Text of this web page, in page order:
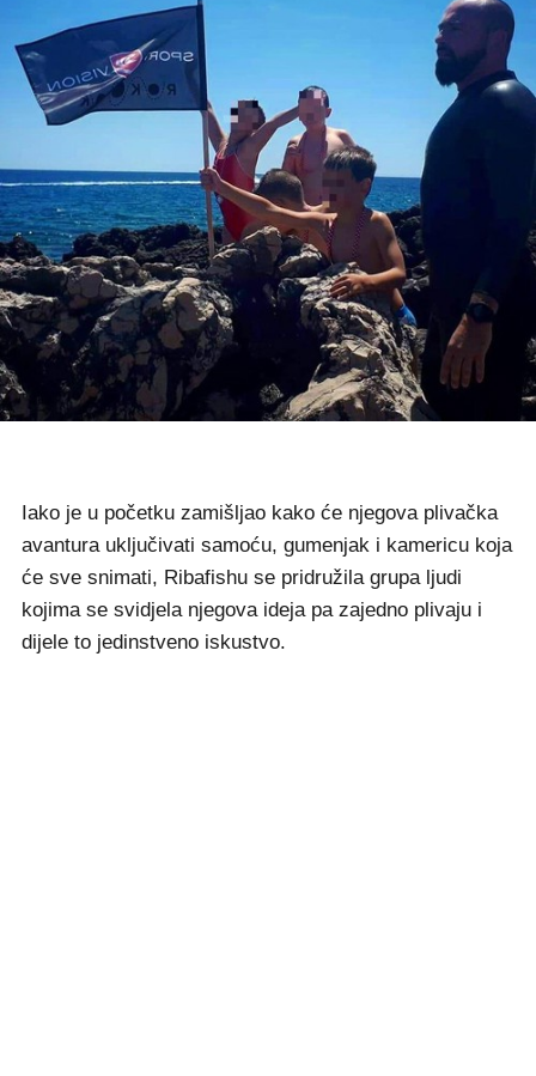
Iako je u početku zamišljao kako će njegova plivačka
avantura uključivati samoću, gumenjak i kamericu koja
će sve snimati, Ribafishu se pridružila grupa ljudi
kojima se svidjela njegova ideja pa zajedno plivaju i
dijele to jedinstveno iskustvo.